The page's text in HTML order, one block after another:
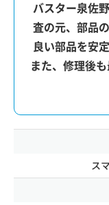
バスター泉佐
査の元、部品
良い部品を安
また、修理後
ス